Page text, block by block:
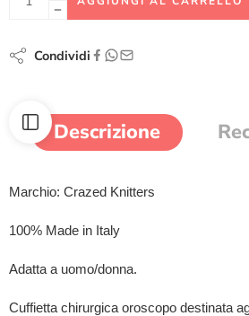
Condividi
Descrizione
Marchio: Crazed Knitters
100% Made in Italy
Adatta a uomo/donna.
Cuffietta chirurgica oroscopo destinata